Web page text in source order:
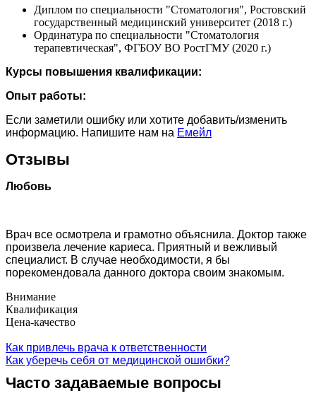
Диплом по специальности "Стоматология", Ростовский
государственный медицинский университет (2018 г.)
Ординатура по специальности "Стоматология
терапевтическая", ФГБОУ ВО РостГМУ (2020 г.)
Курсы повышения квалификации:
Опыт работы:
Если заметили ошибку или хотите добавить/изменить
информацию. Напишите нам на Емейл
Отзывы
Любовь
Врач все осмотрела и грамотно объяснила. Доктор также
произвела лечение кариеса. Приятный и вежливый
специалист. В случае необходимости, я бы
порекомендовала данного доктора своим знакомым.
Внимание
Квалификация
Цена-качество
Как привлечь врача к ответственности
Как уберечь себя от медицинской ошибки?
Часто задаваемые вопросы